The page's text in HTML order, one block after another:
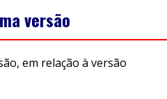
versão
em relação à versão